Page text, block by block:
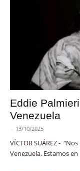
Eddie
Venezuela
- 13/10/2025
VÍCTOR SUÁREZ -
Venezuela. Estamos